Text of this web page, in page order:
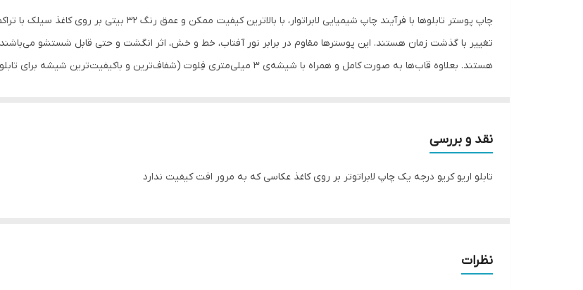
جنس پی وی سی
هستند. بعلاوه قاب‌ها به صورت کامل و همراه با شيشه‌‌ی 3 ميلی‌متری فِلوت (شفاف‌ترین و
نقد و بررسی
تابلو اریو کریو درجه یک چاپ لابراتوتر بر روی کاغذ عکاسی که به مرور افت کیفیت ندارد
نظرات